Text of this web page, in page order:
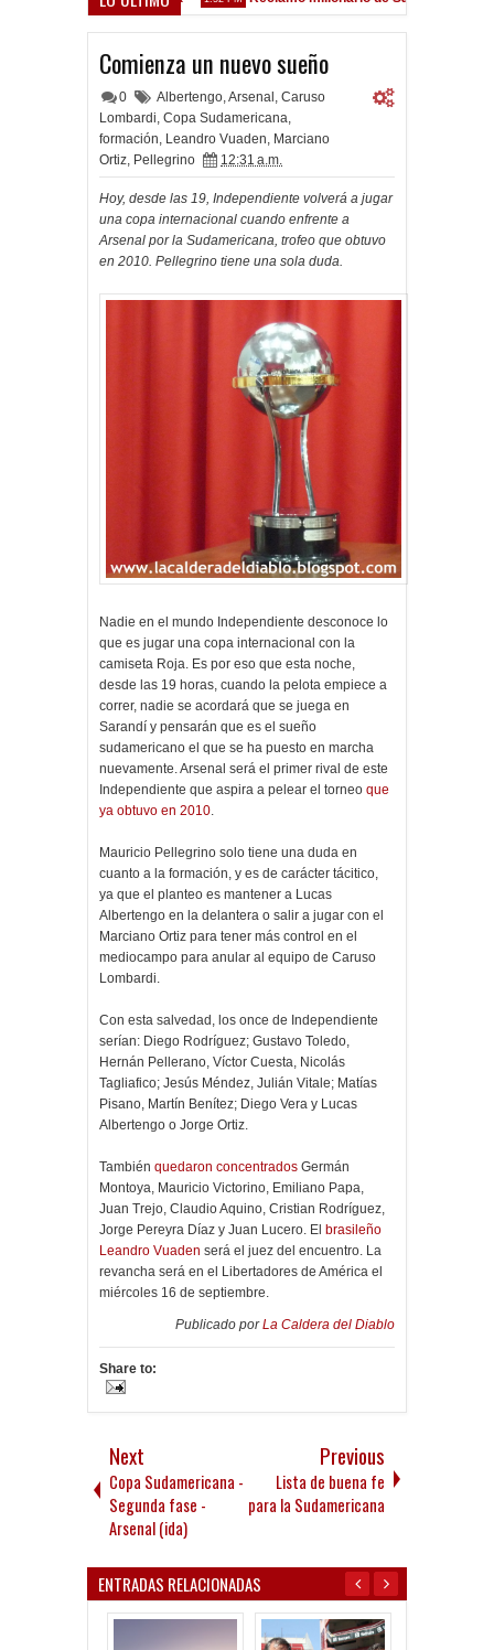
Comienza un nuevo sueño
0 Albertengo,Arsenal , Caruso
Lombardi, Copa Sudamericana,
formación, Leandro Vuaden, Marciano
Ortiz, Pellegrino 12:31 a.m.
Hoy, desde las 19, Independiente volverá a jugar
una copa internacional cuando enfrente a
Arsenal por la Sudamericana, trofeo que obtuvo
en 2010. Pellegrino tiene una sola duda.
Nadie en el mundo Independiente desconoce lo
que es jugar una copa internacional con la
camiseta Roja. Es por eso que esta noche,
desde las 19 horas, cuando la pelota empiece a
correr, nadie se acordará que se juega en
Sarandí y pensarán que es el sueño
sudamericano el que se ha puesto en marcha
nuevamente. Arsenal será el primer rival de este
Independiente que aspira a pelear el torneo que
ya obtuvo en 2010.
Mauricio Pellegrino solo tiene una duda en
cuanto a la formación, y es de carácter tácitico,
ya que el planteo es mantener a Lucas
Albertengo en la delantera o salir a jugar con el
Marciano Ortiz para tener más control en el
mediocampo para anular al equipo de Caruso
Lombardi.
Con esta salvedad, los once de Independiente
serían: Diego Rodríguez; Gustavo Toledo,
Hernán Pellerano, Víctor Cuesta, Nicolás
Tagliafico; Jesús Méndez, Julián Vitale; Matías
Pisano, Martín Benítez; Diego Vera y Lucas
Albertengo o Jorge Ortiz.
También quedaron concentrados Germán
Montoya, Mauricio Victorino, Emiliano Papa,
Juan Trejo, Claudio Aquino, Cristian Rodríguez,
Jorge Pereyra Díaz y Juan Lucero. El brasileño
Leandro Vuaden será el juez del encuentro. La
revancha será en el Libertadores de América el
miércoles 16 de septiembre.
Publicado porLa Caldera del Diablo
Share to:
Next
Copa Sudamericana -
Segunda fase -
Arsenal (ida)
Previous
Lista de buena fe
para la Sudamericana
ENTRADAS RELACIONADAS